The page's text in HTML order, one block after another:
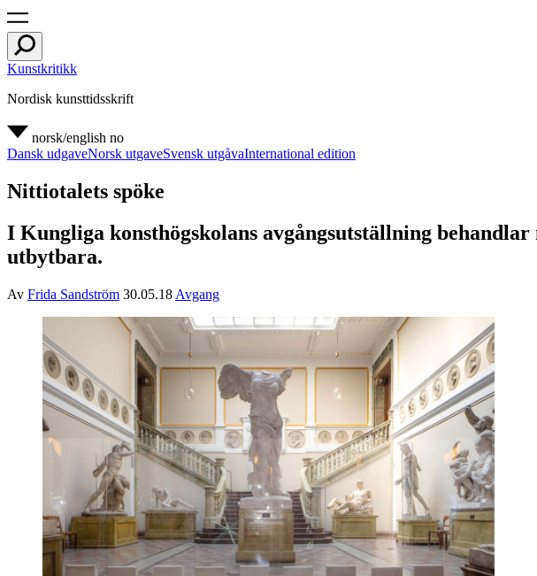
Kunstkritikk
Nordisk kunsttidsskrift
norsk/english no
Dansk udgaveNorsk utgaveSvensk utgåvaInternational edition
Nittiotalets spöke
I Kungliga konsthögskolans avgångsutställning
utbytbara.
Av Frida Sandström 30.05.18 Avgang